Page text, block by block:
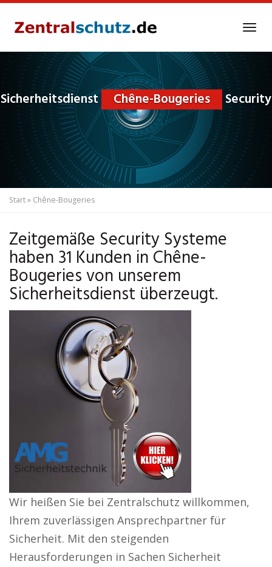
content
Sicherheitsdienst Chêne-Bougeries Security
Start» Chêne-Bougeries
Zeitgemäße Security Systeme
haben 31 Kunden in Chêne-
Bougeries von unserem
Sicherheitsdienst überzeugt.
Wir heißen Sie bei Zentralschutz willkommen,
Ihrem zuverlässigen Ansprechpartner für
Sicherheit. Mit den steigenden
Herausforderungen in Sachen Sicherheit